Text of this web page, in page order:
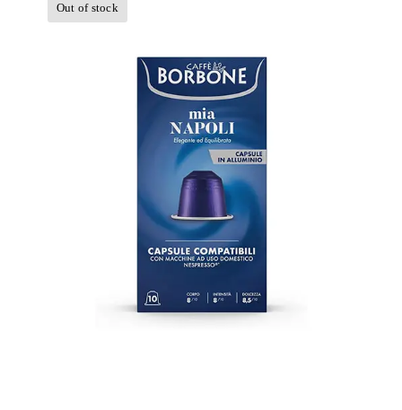
Out of stock
600 capsule in Alluminio Caffè
Borbone compatibili con tutte le
macchine a Marchio Nespresso ®
REspresso miscela Mia Napoli BLU